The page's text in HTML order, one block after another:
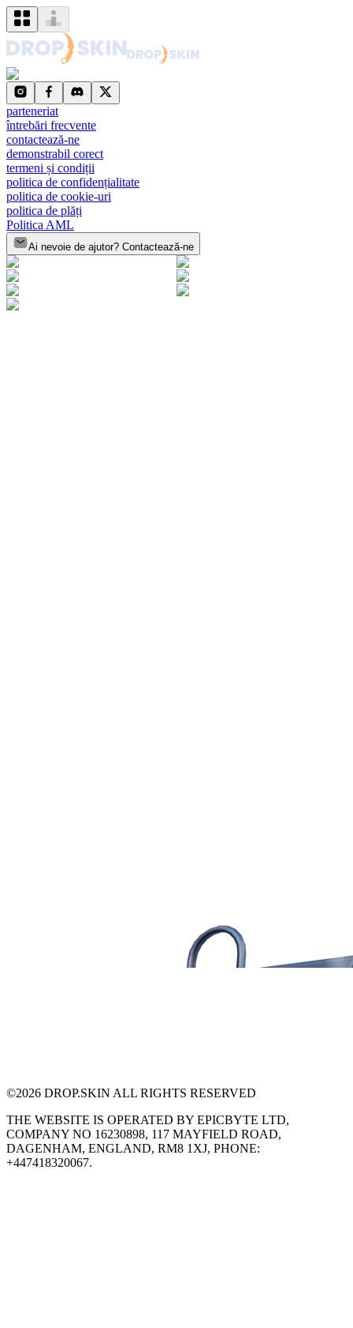
parteneriat
întrebări frecvente
contactează-ne
demonstrabil corect
termeni și condiții
politica de confidențialitate
politica de cookie-uri
politica de plăți
Politica AML
Ai nevoie de ajutor? Contactează-ne
©2026 DROP.SKIN ALL RIGHTS RESERVED
THE WEBSITE IS OPERATED BY EPICBYTE LTD,
COMPANY NO 16230898, 117 MAYFIELD ROAD,
DAGENHAM, ENGLAND, RM8 1XJ, PHONE:
+447418320067.